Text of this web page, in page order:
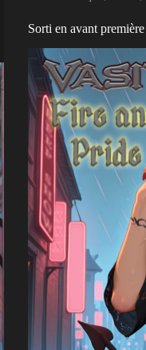
Sorti en avant